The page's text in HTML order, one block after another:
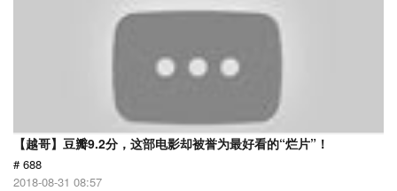
【越哥】豆瓣9.2分，这部电影却被誉为最好看的“烂片”！
# 688
2018-08-31 08:57